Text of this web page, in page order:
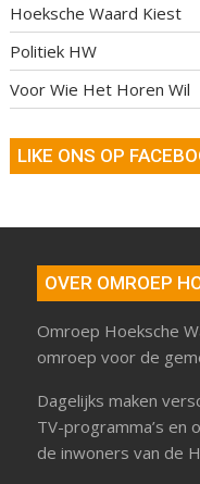
Hoeksche Waard Kiest
Politiek HW
Voor Wie Het Horen Wil
LIKE ONS OP
OVER OMROEP
Omroep Hoeksche
omroep voor de
Dagelijks maken
TV-programma’s
de inwoners van de